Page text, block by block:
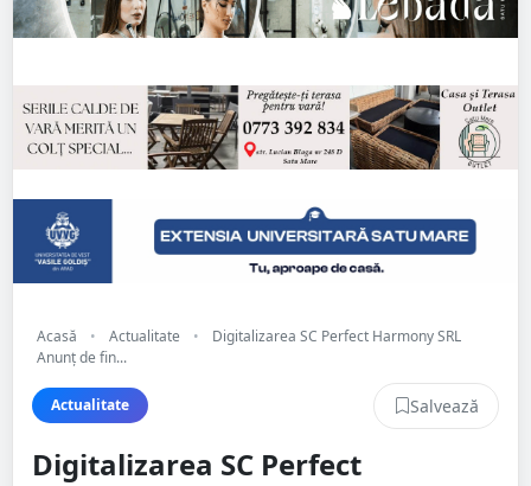
Acasă • Actualitate •
Digitalizarea SC Perfect Harmony SRL
Anunț de fin...
Actualitate Salvează
Digitalizarea SC Perfect